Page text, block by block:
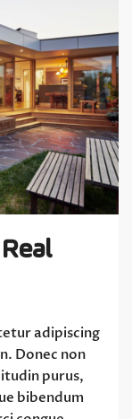
adipiscing
Donec non
purus,
bibendum